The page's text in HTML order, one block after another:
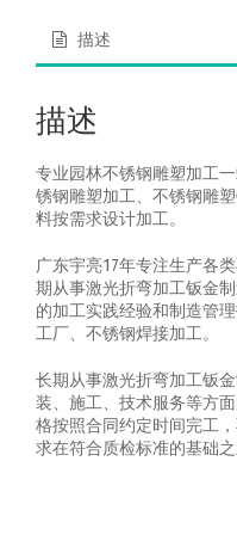
描述
描述
专业园林不锈钢雕塑加工
锈钢雕塑加工、不锈钢雕
料按需求设计加工。
广东宇亮17年专注生产各
期从事激光折弯加工钣金
的加工实践经验和制造管
工厂、不锈钢焊接加工。
长期从事激光折弯加工钣
装、施工、技术服务等方
格按照合同约定时间完工
求在符合质检标准的基础之